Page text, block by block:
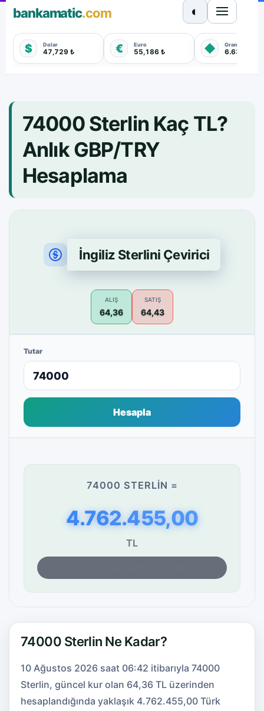
bankamatic.com
$ Dolar
47,729 ₺ € Euro
55,186 ₺ ◆ Gram Altın
6.635,550
◐
74000 Sterlin Kaç TL?
Anlık GBP/TRY
Hesaplama
İngiliz Sterlini Çevirici
ALIŞ
64,36
SATIŞ
64,43
Tutar
Hesapla
74000 STERLIN =
4.762.455,00
TL
74000 Sterlin Ne Kadar?
10 Ağustos 2026 saat 06:42 itibarıyla 74000
Sterlin, güncel kur olan 64,36 TL üzerinden
hesaplandığında yaklaşık 4.762.455,00 Türk